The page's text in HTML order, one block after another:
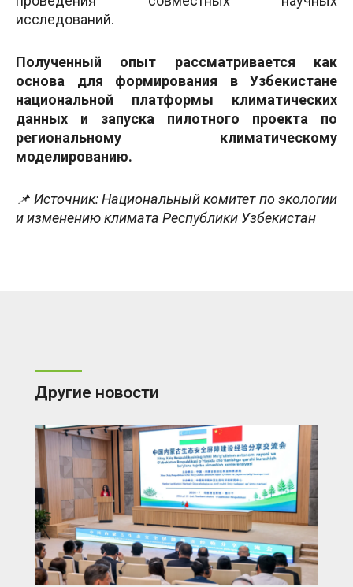
исследований.
Полученный опыт рассматривается как
основа для формирования в Узбекистане
национальной платформы климатических
данных и запуска пилотного проекта по
региональному климатическому
моделированию.
📌 Источник: Национальный комитет по экологии
и изменению климата Республики Узбекистан
Другие новости